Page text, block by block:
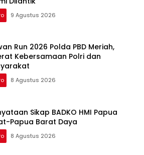
9 Agustus 2026
Run 2026 Polda PBD Meriah,
Kebersamaan Polri dan
8 Agustus 2026
Sikap BADKO HMI Papua
Papua Barat Daya
8 Agustus 2026